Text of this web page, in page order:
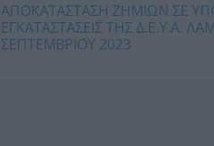
ΑΠΟΚΑΤΑΣΤΑΣΗ ΖΗΜΙΩΝ ΣΕ
ΕΓΚΑΤΑΣΤΑΣΕΙΣ ΤΗΣ Δ.Ε.Υ.Α.
ΣΕΠΤΕΜΒΡΙΟΥ 2023